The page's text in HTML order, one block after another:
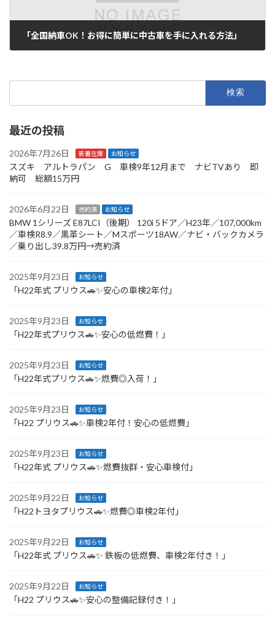
「全国納車OK！お得に簡単に中古車を手に入れる方法」
最近の投稿
2026年7月26日 新着在庫 お知らせ
スズキ アルトラパン G 車検9年12月まで ナビTVあり 即
納可 総額15万円
2026年6月22日 売約済 お知らせ
BMW 1シリーズ E87LCI（後期） 120i 5ドア／H23年／107,000km
／車検R8.9／黒革シート／Mスポーツ18AW／ナビ・バックカメラ
／乗り出し39.8万円→売約済
2025年9月23日 お知らせ
「H22年式 プリウス🚗✨安心の車検2年付」
2025年9月23日 お知らせ
「H22年式プリウス🚗✨安心の低燃費！」
2025年9月23日 お知らせ
「H22年式プリウス🚗✨燃費◎入荷！」
2025年9月23日 お知らせ
「H22 プリウス🚗✨車検2年付！安心の低燃費」
2025年9月23日 お知らせ
「H22年式 プリウス🚗✨燃費抜群・安心車検付」
2025年9月22日 お知らせ
「H22トヨタプリウス🚗✨燃費◎車検2年付」
2025年9月22日 お知らせ
「H22年式 プリウス🚗✨ 鉄板の低燃費、車検2年付き！」
2025年9月22日 お知らせ
「H22 プリウス🚗✨安心の整備記録付き！」